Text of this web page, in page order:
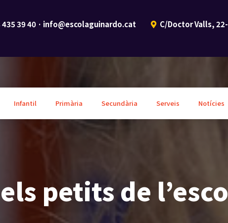
435 39 40 · info@escolaguinardo.cat C/Doctor Valls,
Infantil Primària Secundària Serveis Notícies
petits de